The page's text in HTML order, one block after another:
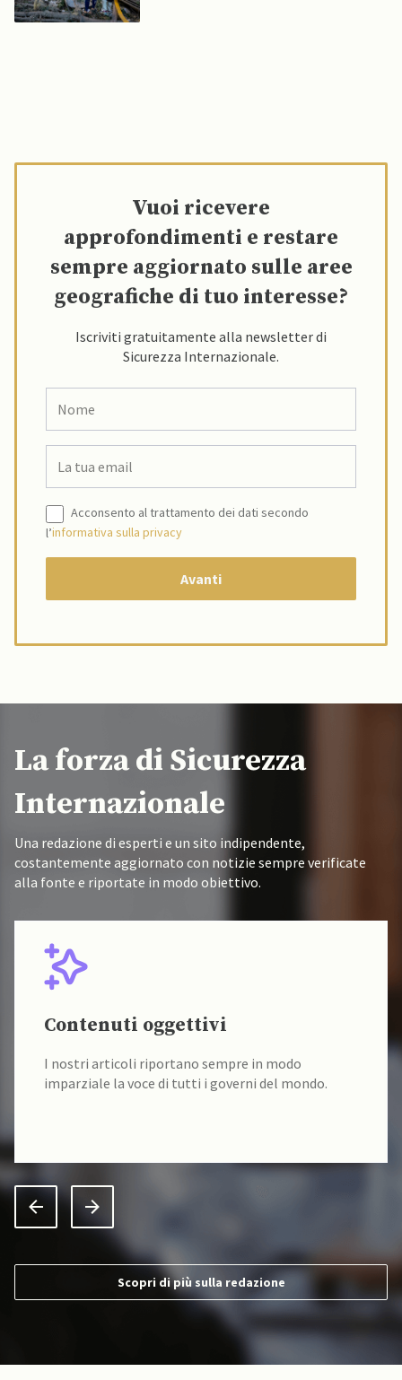
Vuoi ricevere
approfondimenti e restare
sempre aggiornato sulle aree
geografiche di tuo interesse?
Iscriviti gratuitamente alla newsletter di
Sicurezza Internazionale.
Acconsento al trattamento dei dati secondo
l’informativa sulla privacy
La forza di Sicurezza
Internazionale
Una redazione di esperti e un sito indipendente,
costantemente aggiornato con notizie sempre verificate
alla fonte e riportate in modo obiettivo.
Contenuti oggettivi
I nostri articoli riportano sempre in modo
imparziale la voce di tutti i governi del mondo.
Scopri di più sulla redazione